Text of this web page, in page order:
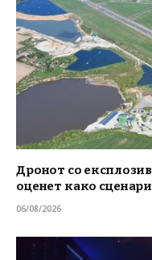
Дронот со
оценет како
06/08/2026